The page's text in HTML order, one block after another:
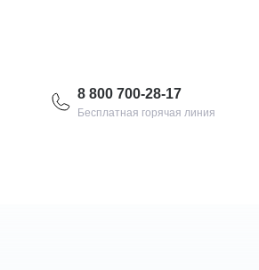
8 800 700-28-17
Бесплатная горячая линия